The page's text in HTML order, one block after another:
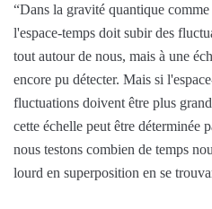
“Dans la gravité quantique
l'espace-temps doit subir des
tout autour de nous, mais à une
encore pu détecter. Mais si
fluctuations doivent être plus
cette échelle peut être déterminée
nous testons combien de temps
lourd en superposition en se